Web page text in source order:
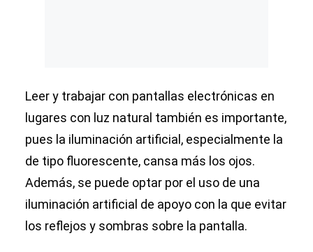
Leer y trabajar con pantallas electrónicas en
lugares con luz natural también es importante,
pues la iluminación artificial, especialmente la
de tipo fluorescente, cansa más los ojos.
Además, se puede optar por el uso de una
iluminación artificial de apoyo con la que evitar
los reflejos y sombras sobre la pantalla.